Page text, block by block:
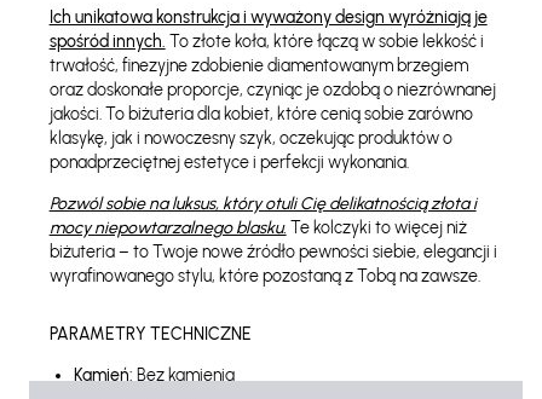
Ich unikatowa konstrukcja i wyważony design wyróżniają je
spośród innych. To złote koła, które łączą w sobie lekkość i
trwałość, finezyjne zdobienie diamentowanym brzegiem
oraz doskonałe proporcje, czyniąc je ozdobą o niezrównanej
jakości. To biżuteria dla kobiet, które cenią sobie zarówno
klasykę, jak i nowoczesny szyk, oczekując produktów o
ponadprzeciętnej estetyce i perfekcji wykonania.
Pozwól sobie na luksus, który otuli Cię delikatnością złota i
mocy niepowtarzalnego blasku. Te kolczyki to więcej niż
biżuteria – to Twoje nowe źródło pewności siebie, elegancji i
wyrafinowanego stylu, które pozostaną z Tobą na zawsze.
PARAMETRY TECHNICZNE
Kamień: Bez kamienia